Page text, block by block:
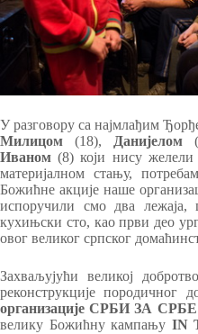
У разговору са најмлађим
Милицом(18), Данијелом
Иваном(8) који нису
материјалном стању,
Божићне акције наше
испоручили смо два
кухињски сто, као први део
овог великог српског
Захваљујући великој
реконструкције породичног
организације СРБИ ЗА СРБЕ
велику Божићну кампању IN